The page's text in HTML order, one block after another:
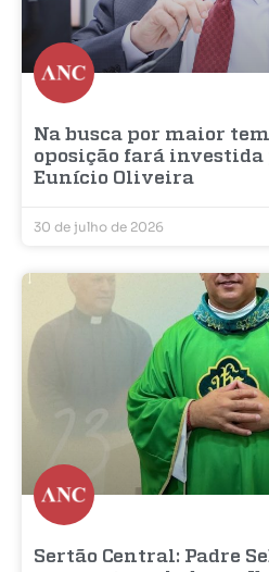
Na busca por maior
oposição fará investida
Eunício Oliveira
30 de julho de 2026
Sertão Central: Padre